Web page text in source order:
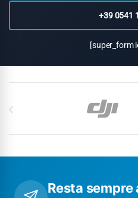
+39 0541
[super_form
Resta